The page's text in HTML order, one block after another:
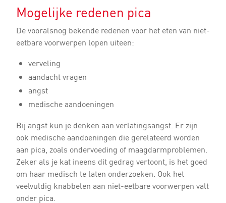
Mogelijke redenen pica
De vooralsnog bekende redenen voor het eten van niet-
eetbare voorwerpen lopen uiteen:
verveling
aandacht vragen
angst
medische aandoeningen
Bij angst kun je denken aan verlatingsangst. Er zijn
ook medische aandoeningen die gerelateerd worden
aan pica, zoals ondervoeding of maagdarmproblemen.
Zeker als je kat ineens dit gedrag vertoont, is het goed
om haar medisch te laten onderzoeken. Ook het
veelvuldig knabbelen aan niet-eetbare voorwerpen valt
onder pica.